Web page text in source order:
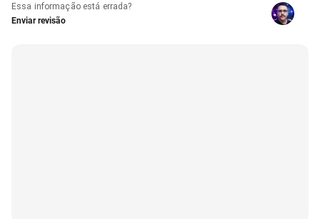
Essa informação está errada?
Enviar revisão